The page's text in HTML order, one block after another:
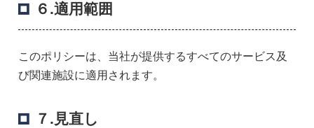
６.適用範囲
このポリシーは、当社が提供するすべてのサービス及
び関連施設に適用されます。
７.見直し